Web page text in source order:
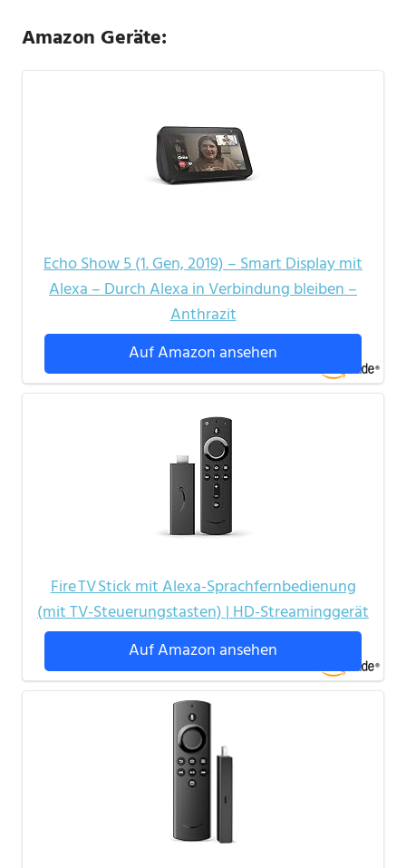
Amazon Geräte:
Echo Show 5 (1. Gen, 2019) – Smart Display mit
Alexa – Durch Alexa in Verbindung bleiben –
Anthrazit
Auf Amazon ansehen
Fire TV Stick mit Alexa-Sprachfernbedienung
(mit TV-Steuerungstasten) | HD-Streaminggerät
Auf Amazon ansehen